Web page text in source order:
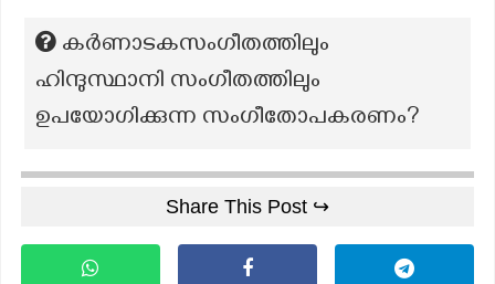
കർണാടകസംഗീതത്തിലും
ഹിന്ദുസ്ഥാനി സംഗീതത്തിലും
ഉപയോഗിക്കുന്ന സംഗീതോപകരണം?
Share This Post ↪